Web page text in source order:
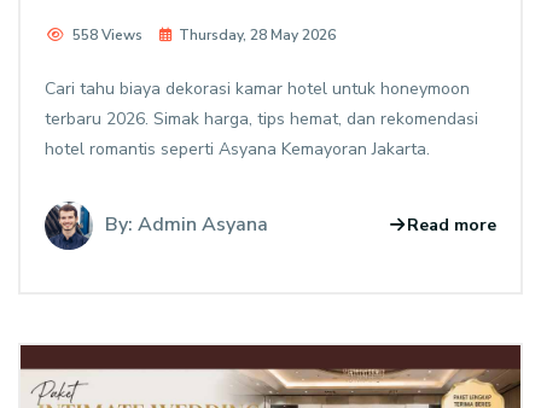
558 Views Thursday, 28 May 2026
Cari tahu biaya dekorasi kamar hotel untuk honeymoon
terbaru 2026. Simak harga, tips hemat, dan rekomendasi
hotel romantis seperti Asyana Kemayoran Jakarta.
By: Admin Asyana Read more